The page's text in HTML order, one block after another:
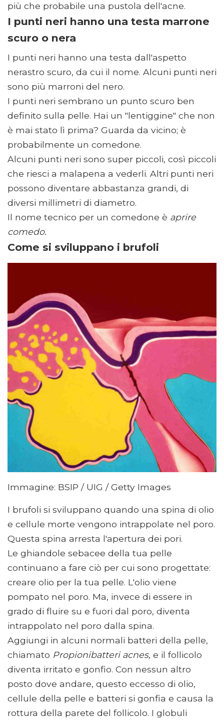
più che probabile una pustola dell'acne.
I punti neri hanno una testa marrone
scuro o nera
I punti neri hanno una testa dall'aspetto
nerastro scuro, da cui il nome. Alcuni punti neri
sono più marroni del nero.
I punti neri sembrano un punto scuro ben
definito sulla pelle. Hai un "lentiggine" che non
è mai stato lì prima? Guarda da vicino; è
probabilmente un comedone.
Alcuni punti neri sono super piccoli, così piccoli
che riesci a malapena a vederli. Altri punti neri
possono diventare abbastanza grandi, di
diversi millimetri di diametro.
Il nome tecnico per un comedone è aprire
comedo.
Come si sviluppano i brufoli
Immagine: BSIP / UIG / Getty Images
I brufoli si sviluppano quando una spina di olio
e cellule morte vengono intrappolate nel poro.
Questa spina arresta l'apertura dei pori.
Le ghiandole sebacee della tua pelle
continuano a fare ciò per cui sono progettate:
creare olio per la tua pelle. L'olio viene
pompato nel poro. Ma, invece di essere in
grado di fluire su e fuori dal poro, diventa
intrappolato nel poro dalla spina.
Aggiungi in alcuni normali batteri della pelle,
chiamato Propionibatteri acnes, e il follicolo
diventa irritato e gonfio. Con nessun altro
posto dove andare, questo eccesso di olio,
cellule della pelle e batteri si gonfia e causa la
rottura della parete del follicolo. I globuli